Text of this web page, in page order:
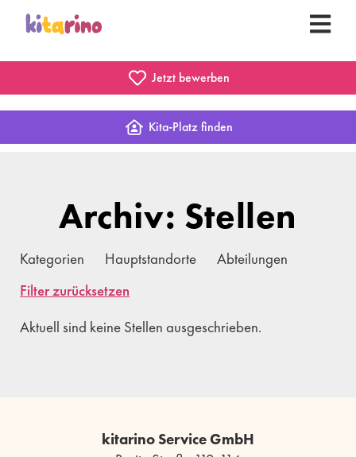
Jetzt bewerben
Kita-Platz finden
Archiv: Stellen
Kategorien Hauptstandorte
Abteilungen
Filter zurücksetzen
Aktuell sind keine Stellen ausgeschrieben.
kitarino Service GmbH